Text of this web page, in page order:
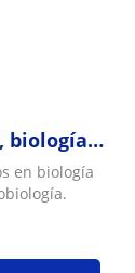
biología
en biología